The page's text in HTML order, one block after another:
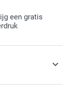
een gratis